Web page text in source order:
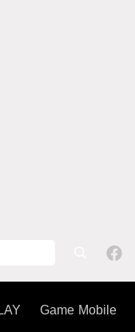
Game Mobile